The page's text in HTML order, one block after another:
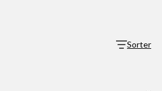
Sorter